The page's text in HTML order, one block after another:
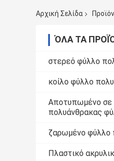
Αρχική Σελίδα
ΌΛΑ ΤΑ
στερεό φύλλο
κοίλο φύλλο
Αποτυπωμένο σε
πολυάνθρακας
ζαρωμένο φύλλο
Πλαστικό